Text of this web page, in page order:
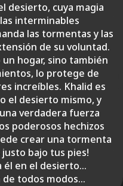
desierto, cuya magia
interminables
las tormentas y las
de su voluntad.
hogar, sino también
lo protege de
increíbles. Khalid es
el desierto mismo, y
verdadera fuerza
poderosos hechizos
crear una tormenta
bajo tus pies!
en el desierto...
todos modos...